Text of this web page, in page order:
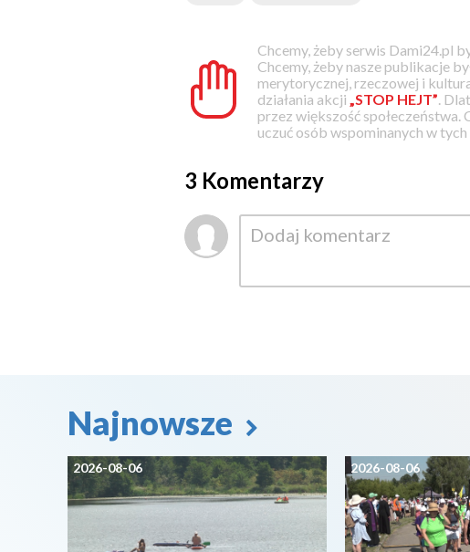
Chcemy, żeby serwis Dami24.pl
Chcemy, żeby nasze publikacje
merytorycznej, rzeczowej i
działania akcji „STOP HEJT” .
przez większość społeczeństwa.
uczuć osób wspominanych w tych
3 Komentarzy
Najnowsze
2026-08-06 2026-08-06